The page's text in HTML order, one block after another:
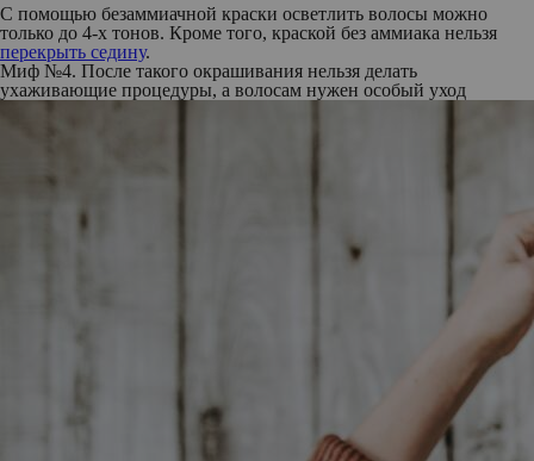
С помощью безаммиачной краски осветлить волосы можно
только до 4-х тонов. Кроме того, краской без аммиака нельзя
перекрыть седину.
Миф №4. После такого окрашивания нельзя делать
ухаживающие процедуры, а волосам нужен особый уход